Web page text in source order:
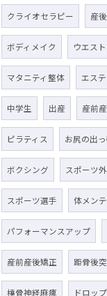
クライオセラピー 産
ボディメイク ウエス
マタニティ整体 エステ
中学生 出産 産前
ピラティス お尻の出っ
ボクシング スポーツ
スポーツ選手 体メン
パフォーマンスアップ
産前産後矯正 距骨後
橈骨神経麻痺 ドロッ